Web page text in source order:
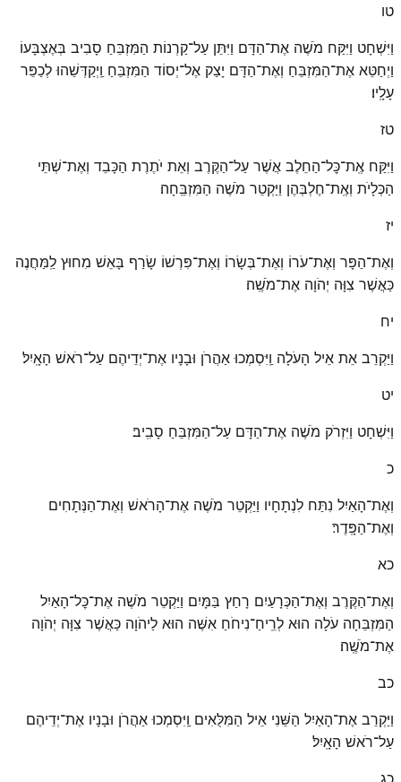
טו
וַיִּשְׁחָט וַיִּקַּח מֹשֶׁה אֶת־הַדָּם וַיִּתֵּן עַל־קַרְנוֹת הַמִּזְבֵּחַ סָבִיב בְּאֶצְבָּעוֹ
וַיְחַטֵּא אֶת־הַמִּזְבֵּחַ וְאֶת־הַדָּם יָצַק אֶל־יְסוֹד הַמִּזְבֵּחַ וַֽיְקַדְּשֵׁהוּ לְכַפֵּר
עָלָֽיו׃
טז
וַיִּקַּח אֶֽת־כׇּל־הַחֵלֶב אֲשֶׁר עַל־הַקֶּרֶב וְאֵת יֹתֶרֶת הַכָּבֵד וְאֶת־שְׁתֵּי
הַכְּלָיֹת וְאֶֽת־חֶלְבְּהֶן וַיַּקְטֵר מֹשֶׁה הַמִּזְבֵּֽחָה׃
יז
וְאֶת־הַפָּר וְאֶת־עֹרוֹ וְאֶת־בְּשָׂרוֹ וְאֶת־פִּרְשׁוֹ שָׂרַף בָּאֵשׁ מִחוּץ לַֽמַּחֲנֶה
כַּאֲשֶׁר צִוָּה יְהֹוָה אֶת־מֹשֶֽׁה׃
יח
וַיַּקְרֵב אֵת אֵיל הָעֹלָה וַֽיִּסְמְכוּ אַהֲרֹן וּבָנָיו אֶת־יְדֵיהֶם עַל־רֹאשׁ הָאָֽיִל׃
יט
וַיִּשְׁחָט וַיִּזְרֹק מֹשֶׁה אֶת־הַדָּם עַל־הַמִּזְבֵּחַ סָבִֽיב׃
כ
וְאֶת־הָאַיִל נִתַּח לִנְתָחָיו וַיַּקְטֵר מֹשֶׁה אֶת־הָרֹאשׁ וְאֶת־הַנְּתָחִים
וְאֶת־הַפָּֽדֶר׃
כא
וְאֶת־הַקֶּרֶב וְאֶת־הַכְּרָעַיִם רָחַץ בַּמָּיִם וַיַּקְטֵר מֹשֶׁה אֶת־כׇּל־הָאַיִל
הַמִּזְבֵּחָה עֹלָה הוּא לְרֵֽיחַ־נִיחֹחַ אִשֶּׁה הוּא לַיהֹוָה כַּאֲשֶׁר צִוָּה יְהֹוָה
אֶת־מֹשֶֽׁה׃
כב
וַיַּקְרֵב אֶת־הָאַיִל הַשֵּׁנִי אֵיל הַמִּלֻּאִים וַֽיִּסְמְכוּ אַהֲרֹן וּבָנָיו אֶת־יְדֵיהֶם
עַל־רֹאשׁ הָאָֽיִל׃
כג